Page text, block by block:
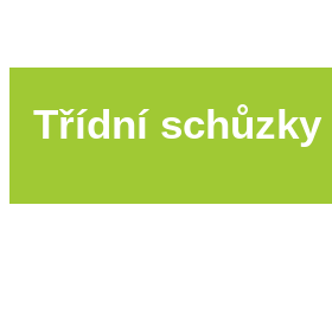
Třídní schůzky